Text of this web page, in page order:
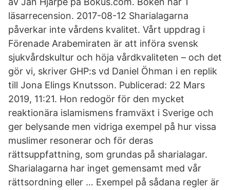
läsarrecension. 2017-08-12 Sharialagarna
påverkar inte vårdens kvalitet. Vårt uppdrag i
Förenade Arabemiraten är att införa svensk
sjukvårdskultur och höja vårdkvaliteten – och det
gör vi, skriver GHP:s vd Daniel Öhman i en replik
till Jona Elings Knutsson. Publicerad: 22 Mars
2019, 11:21. Hon redogör för den mycket
reaktionära islamismens framväxt i Sverige och
ger belysande men vidriga exempel på hur vissa
muslimer resonerar och för deras
rättsuppfattning, som grundas på sharialagar.
Sharialagarna har inget gemensamt med vår
rättsordning eller … Exempel på sådana regler är